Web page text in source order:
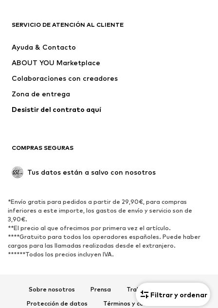
Filtrar y ordenar
Vestidos
Camisetas y tops
Chaquetas
Jerséis y punto
Ropa interior
Abrigos
Tallas grandes
Reciclado
ZAPATOS
Nuevo
Zapatillas de deporte
Botines
Zapatos de tacón y plataforma Botas
Zapatillas de casa
Exclusivo
SERVICIO DE ATENCIÓN AL CLIENTE
Ayuda & Contacto
ABOUT YOU Marketplace
Colaboraciones con creadores
Zona de entrega
Desistir del contrato aquí
COMPRAS SEGURAS
Tus datos están a salvo con nosotros
*Envío gratis para pedidos a partir de 29,90€, para compras
inferiores a este importe, los gastos de envío y servicio son de
3,90€.
**El precio al que ofrecimos por primera vez el artículo.
****Gratuito para todos los operadores españoles. Puede haber
cargos para las llamadas realizadas desde el extranjero.
******Todos los precios incluyen IVA.
Sobre nosotros Prensa
Trabaja con nosotros
Protección de datos
Términos y condiciones de uso